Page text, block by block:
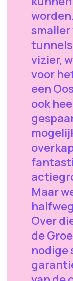
smaller
vizier,
voor
een
ook
Maar
Over
de
nodige